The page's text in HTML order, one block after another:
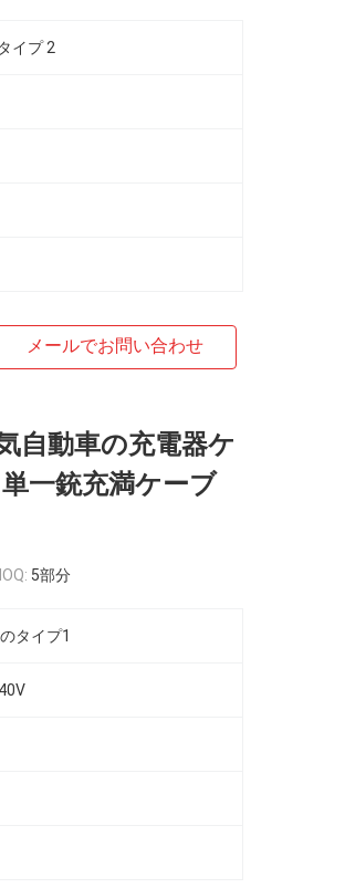
イプ 2
メールでお問い合わせ
自動車の充電器ケ
一銃充満ケーブ
5部分
タイプ1